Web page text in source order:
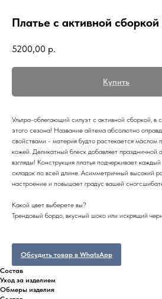
Платье с активной
5200,00 р.
Купить
Ультра-облегающий силуэт с активной сборкой, в
этого сезона! Название айтема абсолютно
свойствами - материя будто растекается маслом
кожей. Деликатный блеск добавляет праздничной
взгляды! Конструкция платья подчеркивает
складок по всей длине. Асимметричный высокий
настроение и повышает градус вашей
Какой цвет выберете вы?
Трендовый бордо, вкусный шоко или искрящий
Обсудить товар в WhatsApp
Состав
Уход за изделием
Обмеры изделия